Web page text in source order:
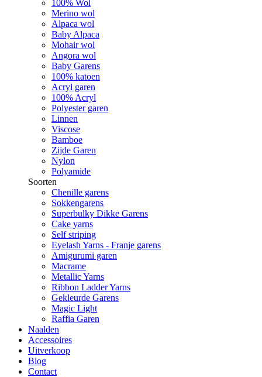
100% Wol
Merino wol
Alpaca wol
Baby Alpaca
Mohair wol
Angora wol
Baby Garens
100% katoen
Acryl garen
100% Acryl
Polyester garen
Linnen
Viscose
Bamboe
Zijde Garen
Nylon
Polyamide
Soorten
Chenille garens
Sokkengarens
Superbulky Dikke Garens
Cake yarns
Self striping
Eyelash Yarns - Franje garens
Amigurumi garen
Macrame
Metallic Yarns
Ribbon Ladder Yarns
Gekleurde Garens
Magic Light
Raffia Garen
Naalden
Accessoires
Uitverkoop
Blog
Contact